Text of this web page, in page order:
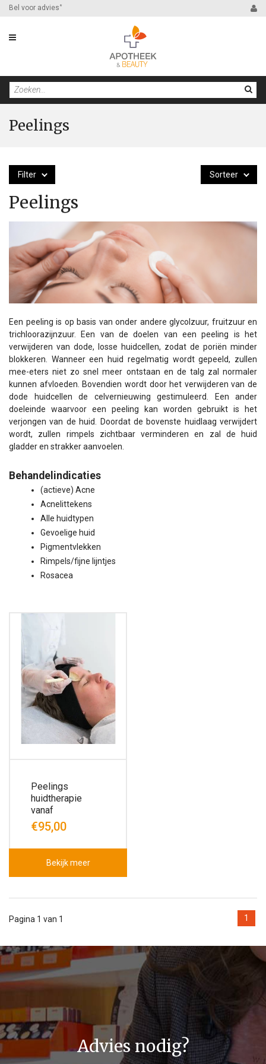
Bel voor advies *
Peelings
Filter Sorteer
Peelings
Een peeling is op basis van onder andere glycolzuur, fruitzuur en
trichloorazijnzuur. Een van de doelen van een peeling is het
verwijderen van dode, losse huidcellen, zodat de poriën minder
blokkeren. Wanneer een huid regelmatig wordt gepeeld, zullen
mee-eters niet zo snel meer ontstaan en de talg zal normaler
kunnen afvloeden. Bovendien wordt door het verwijderen van de
dode huidcellen de celvernieuwing gestimuleerd. Een ander
doeleinde waarvoor een peeling kan worden gebruikt is het
verjongen van de huid. Doordat de bovenste huidlaag verwijdert
wordt, zullen rimpels zichtbaar verminderen en zal de huid
gladder en strakker aanvoelen.
Behandelindicaties
(actieve) Acne
Acnelittekens
Alle huidtypen
Gevoelige huid
Pigmentvlekken
Rimpels/fijne lijntjes
Rosacea
Peelings
huidtherapie
vanaf
€95,00
Bekijk meer
Pagina 1 van 1 1
Advies nodig?